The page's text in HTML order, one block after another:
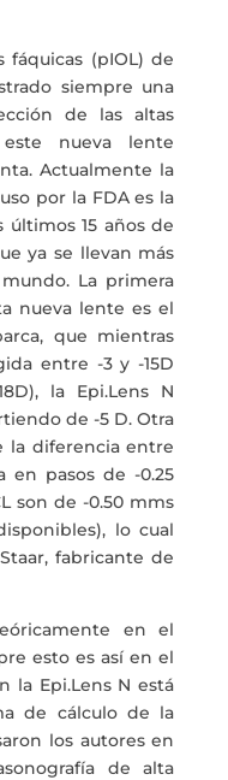
fáquicas (pIOL) de
siempre una
de las altas
nueva lente
Actualmente la
por la FDA es la
últimos 15 años de
ya se llevan más
La primera
nueva lente es el
que mientras
entre -3 y -15D
la Epi.Lens N
de -5 D. Otra
la diferencia entre
en pasos de -0.25
son de -0.50 mms
lo cual
fabricante de
en el
esto es así en el
la Epi.Lens N está
de cálculo de la
los autores en
de alta